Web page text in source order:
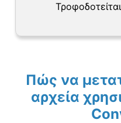
Πώς να
αρχεία